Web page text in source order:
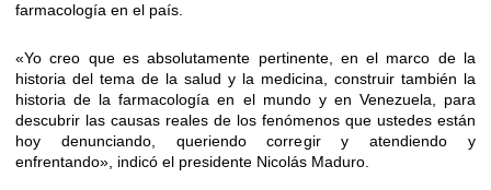
farmacología en el país.
«Yo creo que es absolutamente pertinente, en el marco de la
historia del tema de la salud y la medicina, construir también la
historia de la farmacología en el mundo y en Venezuela, para
descubrir las causas reales de los fenómenos que ustedes están
hoy denunciando, queriendo corregir y atendiendo y
enfrentando», indicó el presidente Nicolás Maduro.